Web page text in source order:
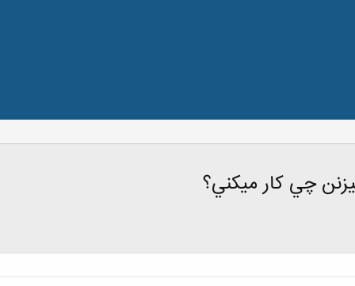
چي كار ميكني؟